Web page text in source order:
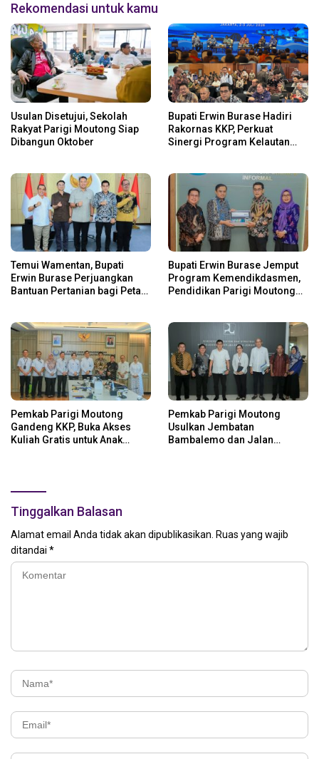
Rekomendasi untuk kamu
Usulan Disetujui, Sekolah
Rakyat Parigi Moutong Siap
Dibangun Oktober
Bupati Erwin Burase Hadiri
Rakornas KKP, Perkuat
Sinergi Program Kelautan
Temui Wamentan, Bupati
Erwin Burase Perjuangkan
Bantuan Pertanian bagi Petani
Bupati Erwin Burase Jemput
Program Kemendikdasmen,
Pendidikan Parigi Moutong
Pemkab Parigi Moutong
Gandeng KKP, Buka Akses
Kuliah Gratis untuk Anak
Pemkab Parigi Moutong
Usulkan Jembatan
Bambalemo dan Jalan
Tinggalkan Balasan
Alamat email Anda tidak akan dipublikasikan. Ruas yang wajib
ditandai *